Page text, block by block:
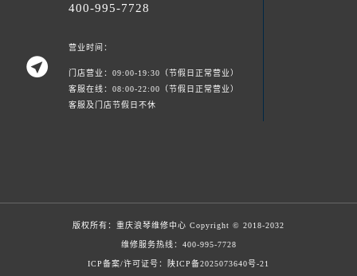
400-995-7728

营业时间：
门店营业：09:00-19:30（节假日正常营业）
客服在线：08:00-22:00（节假日正常营业）
客服及门店节假日不休
版权所有： 重庆浪琴维修中心 Copyright © 2018-2032
维修服务热线： 400-995-7728
ICP备案/许可证号：陕ICP备2025073640号-21